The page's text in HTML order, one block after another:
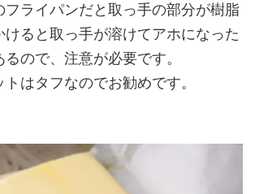
フライパンだと取っ手の部分が樹脂
けると取っ手が溶けてアホになった
ので、注意が必要です。
はタフなのでお勧めです。